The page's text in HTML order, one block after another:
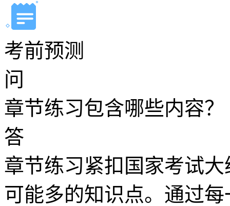
考前预测
问
章节练习包含哪些内容？
答
章节练习紧扣国家考试
可能多的知识点。通过